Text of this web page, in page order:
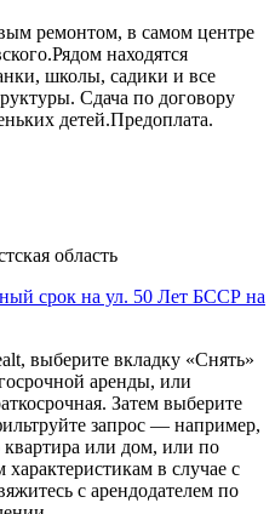
ремонтом, в самом центре
находятся
школы, садики и все
Сдача по договору
детей.Предоплата.
область
срок на ул. 50 Лет БССР на
выберите вкладку «Снять»
аренды, или
Затем выберите
запрос — например,
квартира или дом, или по
в случае с
с арендодателем по